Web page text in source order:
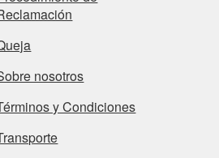
nosotros
y Condiciones